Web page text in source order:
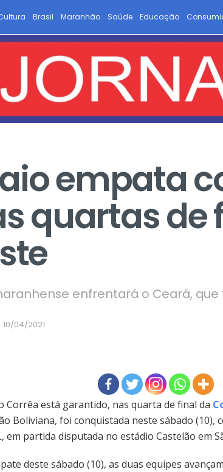
Brasil Maranhão Saúde Educação
empata
quartas de
enfrentará o Ceará,
10/04/2021
Corrêa está garantido, nas quarta de final da
Boliviana, foi conquistada neste sábado (10),
em partida disputada no estádio Castelão em
deste sábado (10), as duas equipes